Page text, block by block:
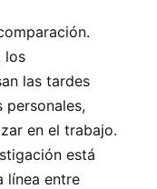
los
las tardes
personales,
en el trabajo.
está
línea entre